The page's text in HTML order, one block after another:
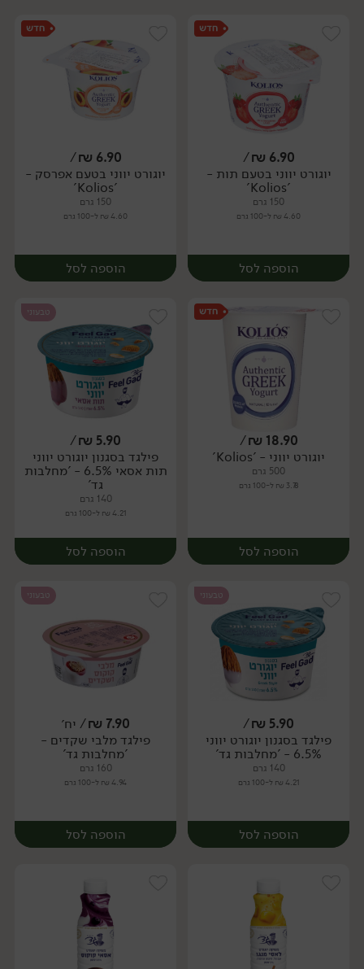
6.90
₪
/
יוגורט יווני בטעם תות -
'Kolios'
150 גרם
4.60 ₪ ל-100 גרם
הוספה לסל
6.90
₪
/
יוגורט יווני בטעם אפרסק -
'Kolios'
150 גרם
4.60 ₪ ל-100 גרם
הוספה לסל
18.90
₪
/
יוגורט יווני - 'Kolios'
500 גרם
3.78 ₪ ל-100 גרם
הוספה לסל
טבעוני
5.90
₪
/
פילגד בסגנון יוגורט יווני
תות אסאי 6.5% - 'מחלבות
גד'
140 גרם
4.21 ₪ ל-100 גרם
הוספה לסל
טבעוני
5.90
₪
/
פילגד בסגנון יוגורט יווני
6.5% - 'מחלבות גד'
140 גרם
4.21 ₪ ל-100 גרם
הוספה לסל
טבעוני
7.90
₪/ יח׳
פילגד מלבי שקדים -
'מחלבות גד'
160 גרם
4.94 ₪ ל-100 גרם
הוספה לסל